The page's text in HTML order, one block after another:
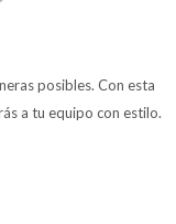
posibles. Con esta
a tu equipo con estilo.